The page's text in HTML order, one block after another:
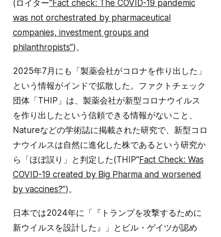
(ロイター"Fact check: The COVID-19 pandemic
was not orchestrated by pharmaceutical
companies, investment groups and
philanthropists”)。
2025年7月にも「製薬会社がコロナを作り出した」
という情報がインドで拡散した。ファクトチェック
団体「THIP」は、製薬会社が新型コロナウイルス
を作り出したという信頼できる情報がないこと、
Natureなどの学術誌に掲載された研究で、新型コロ
ナウイルスは自然に進化した株であるという研究か
ら「ほぼ誤り」と判定した(THIP"Fact Check: Was
COVID-19 created by Big Pharma and worsened
by vaccines?”)。
日本では2024年に「『トランプを攻撃するために
新ウイルスを設計した』」とビル・ゲイツが認め